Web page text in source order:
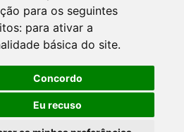
para os seguintes
para ativar a
básica do site.
Concordo
Eu recuso
Prefixo DOI : 10.1590 |
Federal do Paraná
- Campus Rebouças
57, 2.º andar - Sala 202
| Curitiba - Paraná - Brasil
comCreative Commons BY
4.0 Internacional.